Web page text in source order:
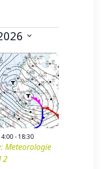
Meteorologie
2
- 18:30